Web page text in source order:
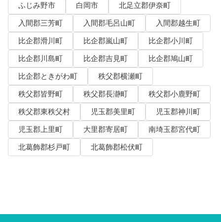
ふじみ野市
白岡市
北足立郡伊奈町
入間郡三芳町
入間郡毛呂山町
入間郡越生町
比企郡滑川町
比企郡嵐山町
比企郡小川町
比企郡川島町
比企郡吉見町
比企郡鳩山町
比企郡ときがわ町
秩父郡横瀬町
秩父郡皆野町
秩父郡長瀞町
秩父郡小鹿野町
秩父郡東秩父村
児玉郡美里町
児玉郡神川町
児玉郡上里町
大里郡寄居町
南埼玉郡宮代町
北葛飾郡杉戸町
北葛飾郡松伏町